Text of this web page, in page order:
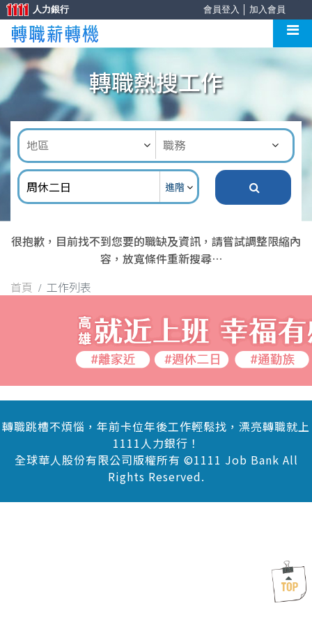
會員登入 加入會員
人力銀行
轉職熱搜工作
進階
很抱歉，目前找不到您要的職缺及資訊，請嘗試調整限縮內
容，放寬條件重新搜尋
首頁
工作列表
轉職跳槽不煩惱，年前卡位年後工作輕鬆找，漂亮轉職就上
1111人力銀行！
全球華人股份有限公司版權所有 ©1111 Job Bank All
Rights Reserved.